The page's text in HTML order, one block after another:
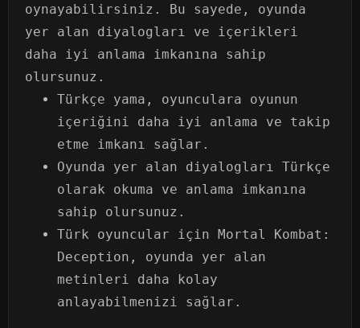
oynayabilirsiniz. Bu sayede, oyunda
yer alan diyalogları ve içerikleri
daha iyi anlama imkanına sahip
olursunuz.
Türkçe yama, oyunculara oyunun
içeriğini daha iyi anlama ve takip
etme imkanı sağlar.
Oyunda yer alan diyalogları Türkçe
olarak okuma ve anlama imkanına
sahip olursunuz.
Türk oyuncular için Mortal Kombat:
Deception, oyunda yer alan
metinleri daha kolay
anlayabilmenizi sağlar.